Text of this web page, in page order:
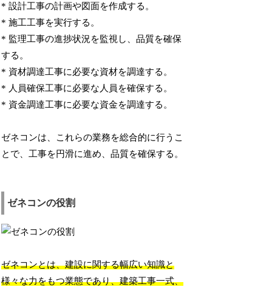
* 設計工事の計画や図面を作成する。
* 施工工事を実行する。
* 監理工事の進捗状況を監視し、品質を確保
する。
* 資材調達工事に必要な資材を調達する。
* 人員確保工事に必要な人員を確保する。
* 資金調達工事に必要な資金を調達する。
ゼネコンは、これらの業務を総合的に行うこ
とで、工事を円滑に進め、品質を確保する。
ゼネコンの役割
ゼネコンとは、建設に関する幅広い知識と
様々な力をもつ業態であり、建築工事一式、